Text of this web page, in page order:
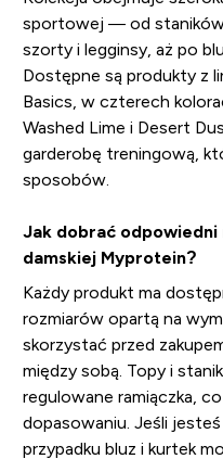
sportowej — od
szorty i legginsy, aż po
Dostępne są produkty z
Basics, w czterech
Washed Lime i Desert
garderobę treningową,
sposobów.
Jak dobrać
damskiej Myprotein?
Każdy produkt ma
rozmiarów opartą na
skorzystać przed
między sobą. Topy i
regulowane ramiączka,
dopasowaniu. Jeśli
przypadku bluz i kurtek